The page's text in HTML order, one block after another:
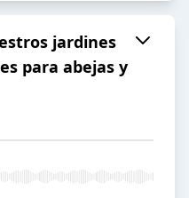
jardines
para abejas y